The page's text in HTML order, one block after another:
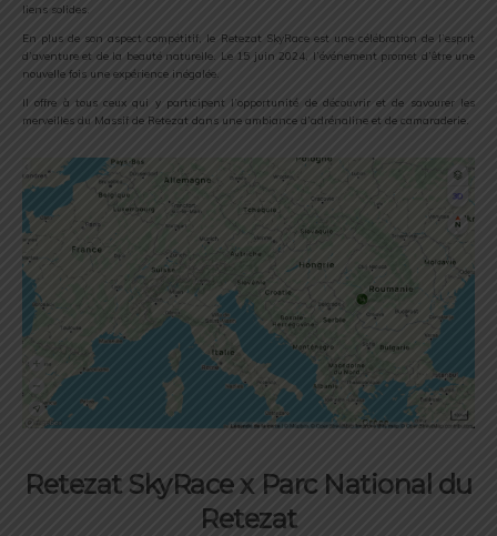
liens solides.
En plus de son aspect compétitif, le Retezat SkyRace est une célébration de l’esprit
d’aventure et de la beauté naturelle. Le 15 juin 2024, l’événement promet d’être une
nouvelle fois une expérience inégalée.
Il offre à tous ceux qui y participent l’opportunité de découvrir et de savourer les
merveilles du Massif de Retezat dans une ambiance d’adrénaline et de camaraderie.
Retezat SkyRace x Parc National du
Retezat